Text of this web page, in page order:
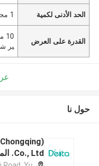
الحد الأدنى لكمية 1 مجموعة ISO11925 اختبار الاشتعال
القدرة على العرض
ير
حول نا
Co., Ltd. الملف الشركة المصنعة